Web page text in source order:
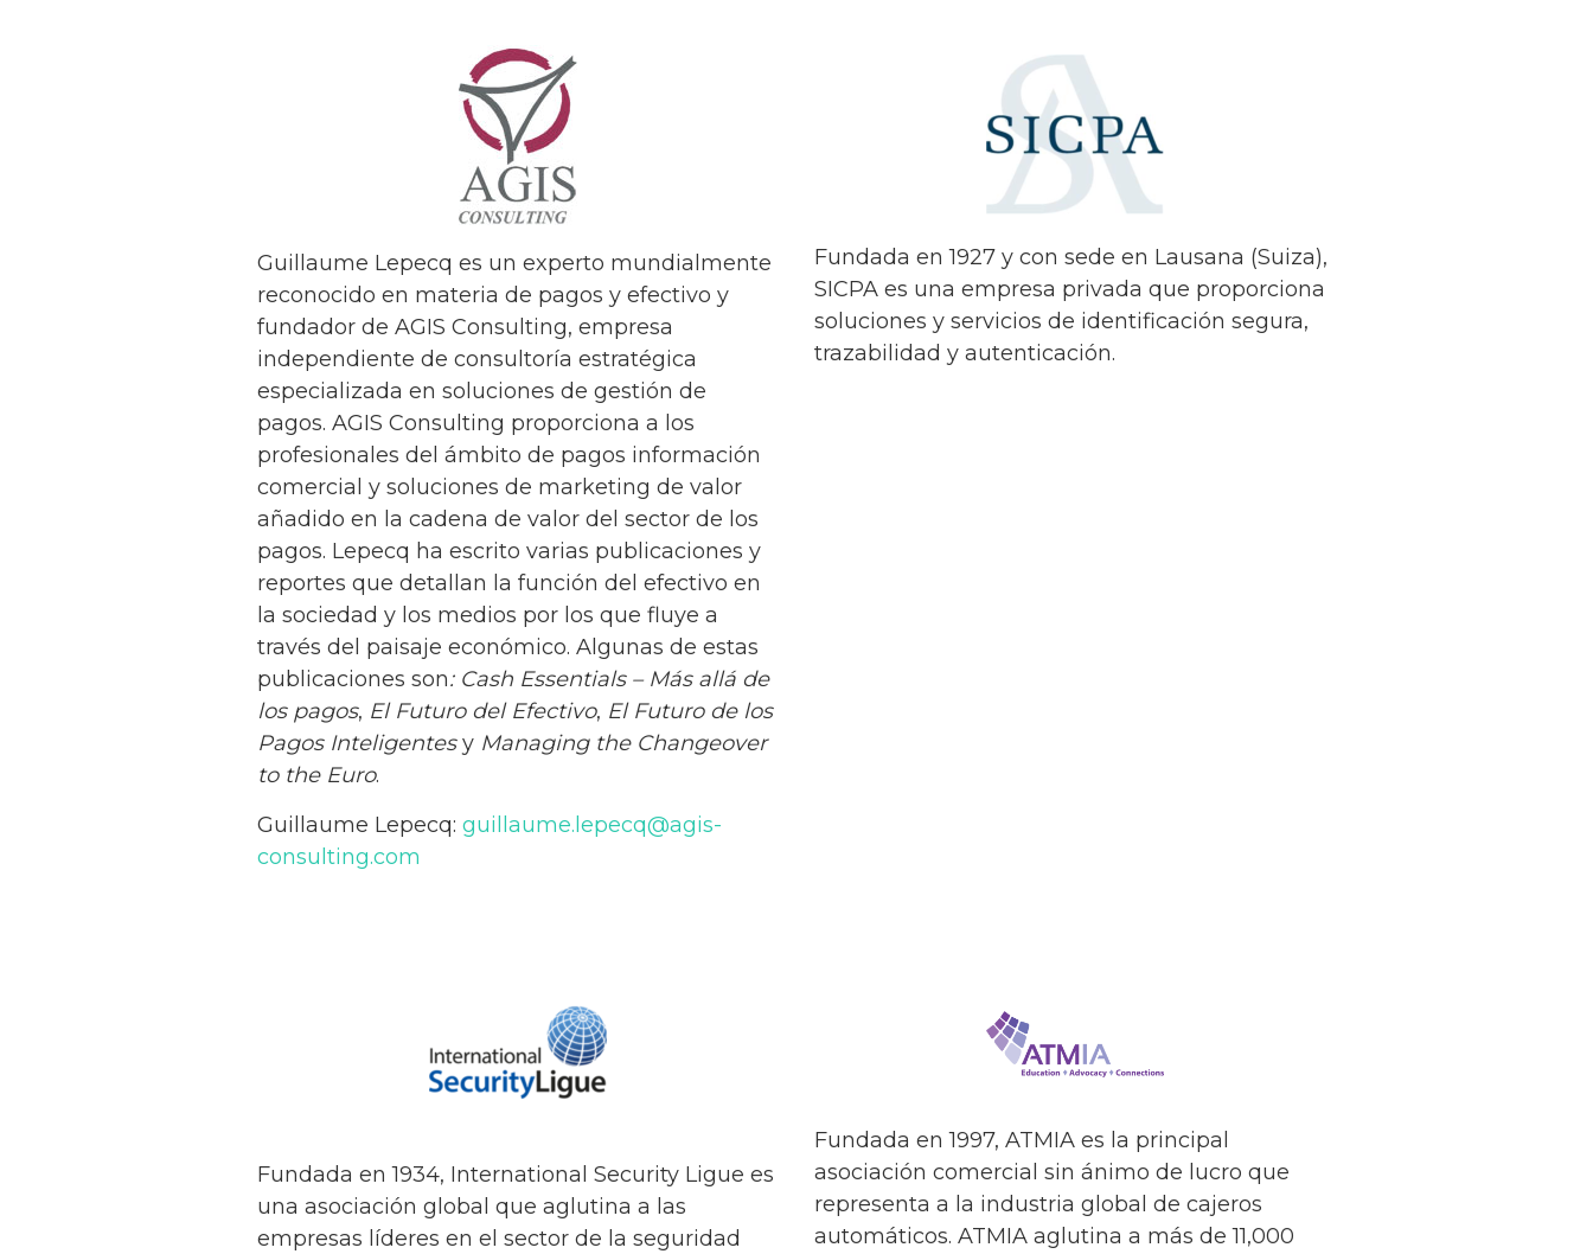
Guillaume Lepecq es un experto mundialmente
reconocido en materia de pagos y efectivo y
fundador de AGIS Consulting, empresa
independiente de consultoría estratégica
especializada en soluciones de gestión de
pagos. AGIS Consulting proporciona a los
profesionales del ámbito de pagos información
comercial y soluciones de marketing de valor
añadido en la cadena de valor del sector de los
pagos. Lepecq ha escrito varias publicaciones y
reportes que detallan la función del efectivo en
la sociedad y los medios por los que fluye a
través del paisaje económico. Algunas de estas
publicaciones son: Cash Essentials – Más allá de
los pagos, El Futuro del Efectivo, El Futuro de los
Pagos Inteligentesy Managing the Changeover
to the Euro.
Guillaume Lepecq: guillaume.lepecq@agis-
consulting.com
Fundada en 1927 y con sede en Lausana (Suiza),
SICPA es una empresa privada que proporciona
soluciones y servicios de identificación segura,
trazabilidad y autenticación.
Fundada en 1934, International Security Ligue es
una asociación global que aglutina a las
empresas líderes en el sector de la seguridad
Fundada en 1997, ATMIA es la principal
asociación comercial sin ánimo de lucro que
representa a la industria global de cajeros
automáticos. ATMIA aglutina a más de 11,000